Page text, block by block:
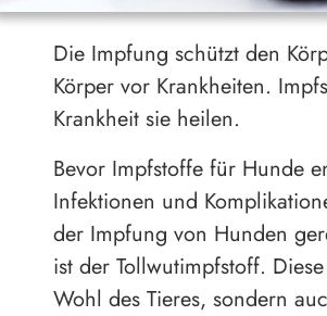
Die Impfung schützt den
Körper vor Krankheiten.
Krankheit sie heilen.
Bevor Impfstoffe für Hunde
Infektionen und
der Impfung von Hunden
ist der Tollwutimpfstoff.
Wohl des Tieres, sondern